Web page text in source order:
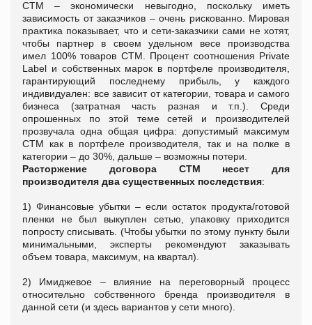
СТМ – экономически невыгодно, поскольку иметь
зависимость от заказчиков – очень рискованно. Мировая
практика показывает, что и сети-заказчики сами не хотят,
чтобы партнер в своем удельном весе производства
имел 100% товаров СТМ. Процент соотношения Private
Label и собственных марок в портфеле производителя,
гарантирующий последнему прибыль, у каждого
индивидуален: все зависит от категории, товара и самого
бизнеса (затратная часть разная и т.п.). Среди
опрошенных по этой теме сетей и производителей
прозвучала одна общая цифра: допустимый максимум
СТМ как в портфеле производителя, так и на полке в
категории – до 30%, дальше – возможны потери.
Расторжение договора СТМ несет для
производителя два существенных последствия:
1) Финансовые убытки – если остаток продукта/готовой
пленки не был выкуплен сетью, упаковку приходится
попросту списывать. (Чтобы убытки по этому пункту были
минимальными, эксперты рекомендуют заказывать
объем товара, максимум, на квартал).
2) Имиджевое – влияние на переговорный процесс
относительно собственного бренда производителя в
данной сети (и здесь вариантов у сети много).